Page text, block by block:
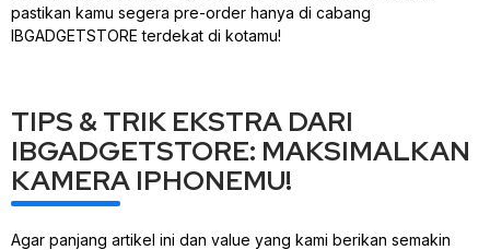
pastikan kamu segera pre-order hanya di cabang
IBGADGETSTORE terdekat di kotamu!
TIPS & TRIK EKSTRA DARI
IBGADGETSTORE: MAKSIMALKAN
KAMERA IPHONEMU!
Agar panjang artikel ini dan value yang kami berikan semakin